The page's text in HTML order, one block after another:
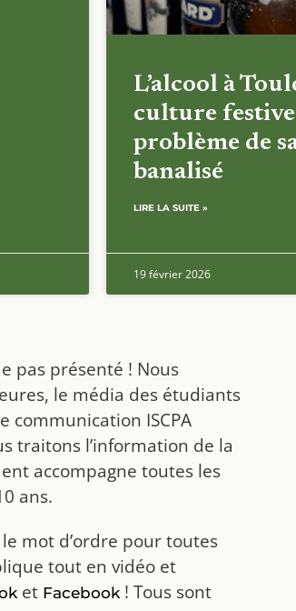
L’alcool à
culture
problème de
banalisé
LIRE LA SUITE »
19 février 2026
pas présenté ! Nous
le média des étudiants
communication ISCPA
traitons l’information de la
accompagne toutes les
ans.
mot d’ordre pour toutes
tout en vidéo et
et Facebook! Tous sont